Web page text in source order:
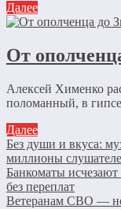
Далее
От
Алексей Хименко
поломанный, в
Далее
Без души и вкуса:
миллионы
Банкоматы исчезают
без переплат
Ветеранам СВО —